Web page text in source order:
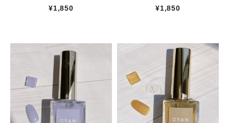
¥1,850
¥1,850